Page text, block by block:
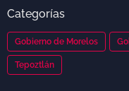
Categorías
Gobierno de Morelos
Tepoztlán